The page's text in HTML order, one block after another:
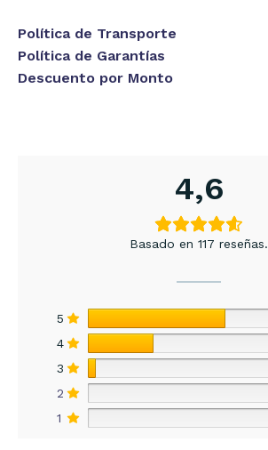
Política de Transporte
Política de Garantías
Descuento por Monto
4,6
Basado en 117 reseñas.
5
4
3
2
1